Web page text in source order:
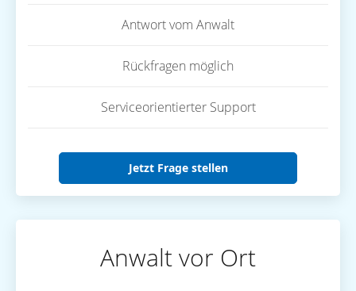
Antwort vom Anwalt
Rückfragen möglich
Serviceorientierter Support
Jetzt Frage stellen
Anwalt vor Ort